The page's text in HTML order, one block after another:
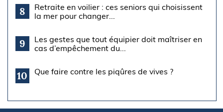
8
Retraite en voilier : ces seniors qui choisissent
la mer pour changer...
9
Les gestes que tout équipier doit maîtriser en
cas d’empêchement du...
10 Que faire contre les piqûres de vives ?